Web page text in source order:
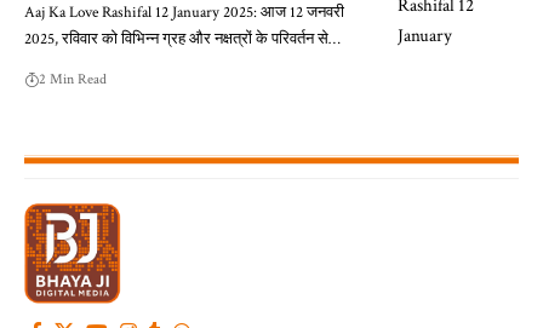
Aaj Ka Love Rashifal 12 January 2025: आज 12 जनवरी
2025, रविवार को विभिन्न ग्रह और नक्षत्रों के परिवर्तन से…
2 Min Read